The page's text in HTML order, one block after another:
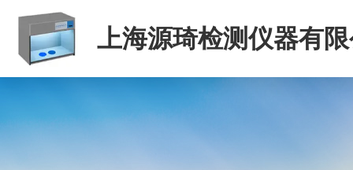
上海源琦检测仪器有